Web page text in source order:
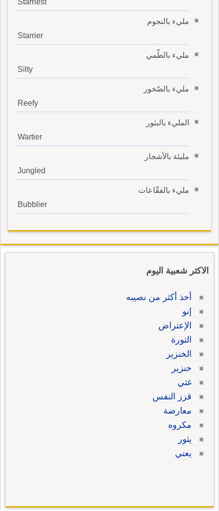
Starriest
مليء بالنجوم
Starrier
مليء بالطّمي
Silty
مليء بالصّخور
Reefy
المليء بالبثور
Wartier
مليئة بالأشجار
Jungled
مليء بالفقّاعات
Bubblier
الاكثر شعبية اليوم
أخذ أكثر من نصيبه
إنو
الإعتراض
الثورة
الخنزير
خنزير
غثي
قزز النفس
معارضة
مكروه
يثور
يعني